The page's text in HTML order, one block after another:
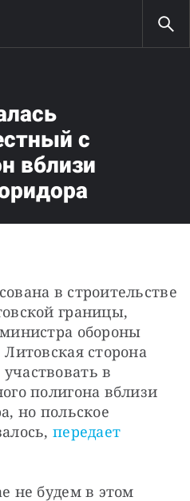
с
вблизи
в строительстве
границы,
обороны
сторона
в
полигона вблизи
но польское
передает
не будем в этом